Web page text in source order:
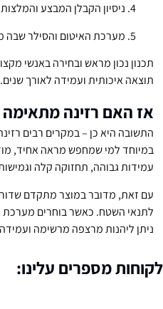
ניסיון הקבלן המבצע
מערכת האיטום והסילר
תכנון נכון מראש ובחירה באנשי
תוצאה איכותית ועמידה לאורך שנים.
אז האם רזינה מתאימה
התשובה היא כן – במקרים רבים
במיוחד למי שמחפש מראה אחיד,
עמידות גבוהה, תחזוקה קלה
עם זאת, מדובר במוצר מתקדם
לתנאי השטח. כאשר בוחרים מערכת
ניתן ליהנות מרצפה מרשימה
לקוחות מספרים עלינו: